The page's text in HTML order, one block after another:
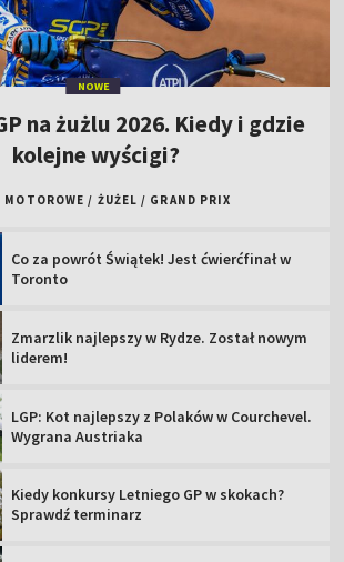
NOWE
na żużlu 2026. Kiedy i gdzie
kolejne wyścigi?
MOTOROWE / ŻUŻEL / GRAND PRIX
Co za powrót Świątek! Jest ćwierćfinał w
Toronto
Zmarzlik najlepszy w Rydze. Został nowym
liderem!
LGP: Kot najlepszy z Polaków w Courchevel.
Wygrana Austriaka
Kiedy konkursy Letniego GP w skokach?
Sprawdź terminarz